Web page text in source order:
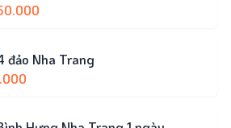
đảo Nha Trang